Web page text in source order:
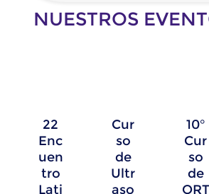
NUESTROS
22
Enc
uen
tro
Lati
Cur
so
de
Ultr
aso
10°
Cur
so
de
ORT